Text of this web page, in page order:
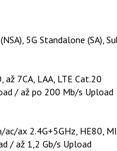
5G Standalone (SA),
až 7CA, LAA, LTE Cat.20
/ až po 200 Mb/s Upload
ax 2.4G+5GHz, HE80,
/ až 1,2 Gb/s Upload